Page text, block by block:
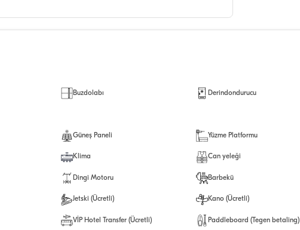
Buzdolabı Derindondurucu
Güneş Paneli Yüzme Platformu
Klima Can yeleği
Dingi Motoru Barbekü
Jetski (Ücretli) Kano (Ücretli)
VİP Hotel Transfer (Ücretli) Paddleboard (Tegen betaling)